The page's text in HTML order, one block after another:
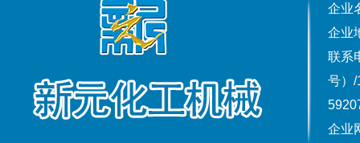
企业
企业
联系
号）
企业